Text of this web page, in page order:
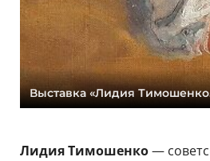
Выставка «Лидия
Лидия Тимошенко—